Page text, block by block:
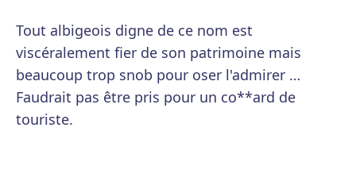
Tout albigeois digne de ce nom est
viscéralement fier de son patrimoine mais
beaucoup trop snob pour oser l'admirer …
Faudrait pas être pris pour un co**ard de
touriste.